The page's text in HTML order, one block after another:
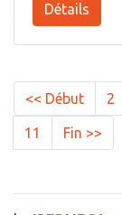
Détails
<< Début 2
11 Fin >>